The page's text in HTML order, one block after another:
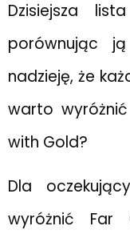
Dzisiejsza
porównując
nadzieję, że
warto
with Gold?
Dla
wyróżnić